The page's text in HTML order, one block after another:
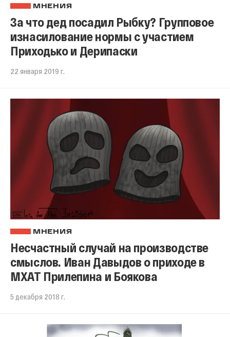
МНЕНИЯ
За что дед посадил Рыбку? Групповое
изнасилование нормы с участием
Приходько и Дерипаски
22 января 2019 г.
МНЕНИЯ
Несчастный случай на производстве
смыслов. Иван Давыдов о приходе в
МХАТ Прилепина и Боякова
5 декабря 2018 г.